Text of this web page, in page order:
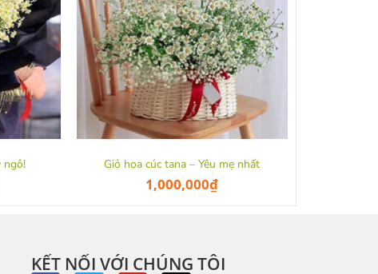
ngô! Giỏ hoa cúc tana – Yêu mẹ nhất
1,000,000₫
KẾT NỐI VỚI CHÚNG TÔI